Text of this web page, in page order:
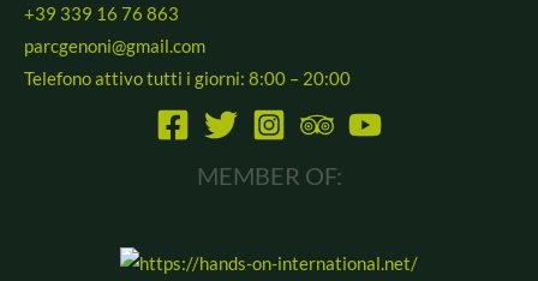
+39 339 16 76 863
parcgenoni@gmail.com
Telefono attivo tutti i giorni: 8:00 – 20:00
MEMBER OF: